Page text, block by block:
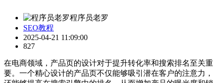
程序员老罗
SEO教程
2025-04-21 11:09:00
827
在电商领域，产品页的设计对于提升转化率和搜索排名至关重
要。一个精心设计的产品页不仅能够吸引潜在客户的注意力，